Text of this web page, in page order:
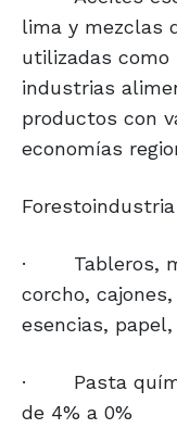
lima y mezclas
utilizadas como
industrias
productos con
economías
Forestoindustria
·
Tableros,
corcho,
esencias,
·
Pasta
de 4% a 0%